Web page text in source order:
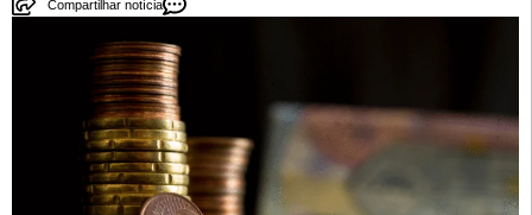
Compartilhar notícia